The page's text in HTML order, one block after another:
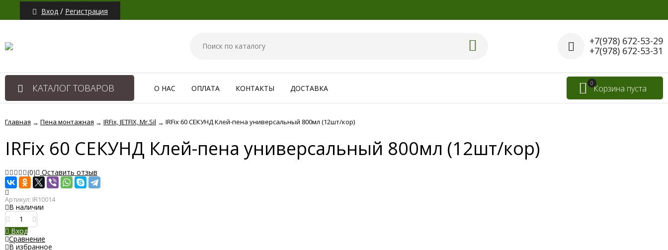
Вход / Регистрация
+7(978) 672-53-29
+7(978) 672-53-31
КАТАЛОГ ТОВАРОВ Корзина пуста
0
О НАС ОПЛАТА КОНТАКТЫ ДОСТАВКА
Главная → Пена монтажная → IRFix, JETFIX, Mr.Sil → IRFix 60 СЕКУНД Клей-пена универсальный 800мл (12шт/кор)
IRFix 60 СЕКУНД Клей-пена универсальный 800мл (12шт/кор)
(0) Оставить отзыв
Артикул: IR10014
В наличии
Вход
Сравнение
В избранное